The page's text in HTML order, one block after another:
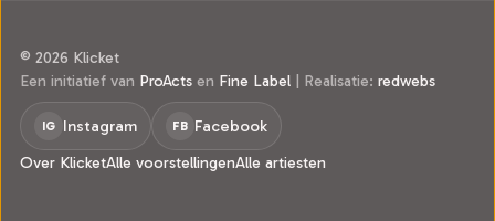
© 2026 Klicket
Een initiatief van ProActs en Fine Label Realisatie: redwebs
IG Instagram FB Facebook
Over KlicketAlle voorstellingenAlle artiesten